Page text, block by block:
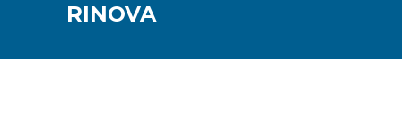
RINOVA